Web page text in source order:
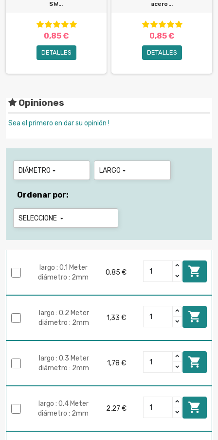
SW...
0,85 €
DETALLES
acero...
0,85 €
DETALLES
Opiniones
Sea el primero en dar su opinión !
DIÁMETRO  LARGO 
Ordenar por:
SELECCIONE 
largo : 0.1 Meter
diámetro : 2mm
0,85 € 
largo : 0.2 Meter
diámetro : 2mm
1,33 € 
largo : 0.3 Meter
diámetro : 2mm
1,78 € 
largo : 0.4 Meter
diámetro : 2mm
2,27 € 